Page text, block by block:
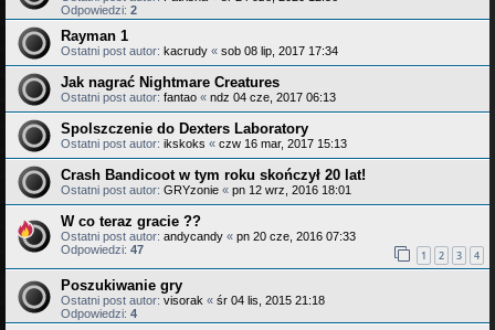
Odpowiedzi: 2
Rayman 1
Ostatni post autor: kacrudy « sob 08 lip, 2017 17:34
Jak nagrać Nightmare Creatures
Ostatni post autor: fantao « ndz 04 cze, 2017 06:13
Spolszczenie do Dexters Laboratory
Ostatni post autor: ikskoks « czw 16 mar, 2017 15:13
Crash Bandicoot w tym roku skończył 20 lat!
Ostatni post autor: GRYzonie « pn 12 wrz, 2016 18:01
W co teraz gracie ??
Ostatni post autor: andycandy « pn 20 cze, 2016 07:33
Odpowiedzi: 47 1 2 3 4
Poszukiwanie gry
Ostatni post autor: visorak « śr 04 lis, 2015 21:18
Odpowiedzi: 4